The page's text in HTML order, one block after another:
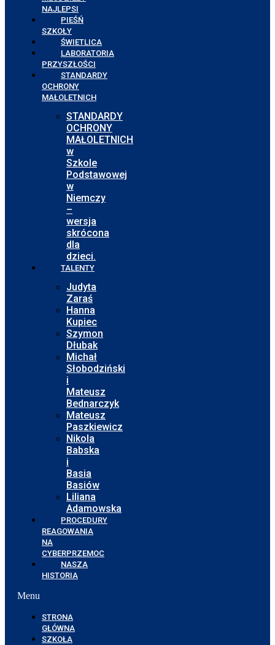
NAJLEPSI
PIEŚŃ
SZKOŁY
ŚWIETLICA
LABORATORIA
PRZYSZŁOŚCI
STANDARDY
OCHRONY
MAŁOLETNICH
STANDARDY
OCHRONY
MAŁOLETNICH
w
Szkole
Podstawowej
w
Niemczy
–
wersja
skrócona
dla
dzieci.
TALENTY
Judyta
Zaraś
Hanna
Kupiec
Szymon
Dłubak
Michał
Słobodziński
i
Mateusz
Bednarczyk
Mateusz
Paszkiewicz
Nikola
Babska
i
Basia
Basiów
Liliana
Adamowska
PROCEDURY
REAGOWANIA
NA
CYBERPRZEMOC
NASZA
HISTORIA
Menu
STRONA
GŁÓWNA
SZKOŁA